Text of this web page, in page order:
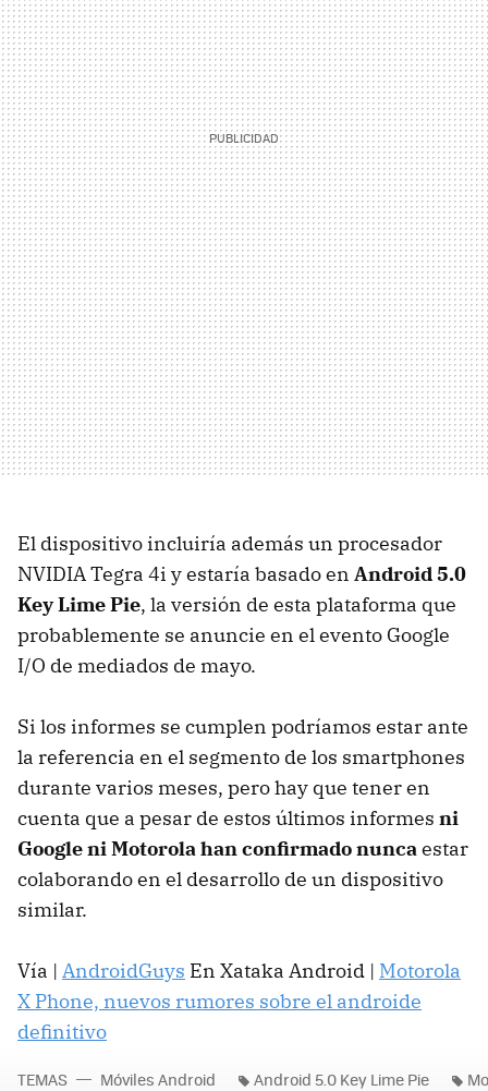
El dispositivo incluiría además un procesador
NVIDIA Tegra 4i y estaría basado en Android 5.0
Key Lime Pie, la versión de esta plataforma que
probablemente se anuncie en el evento Google
I/O de mediados de mayo.
Si los informes se cumplen podríamos estar ante
la referencia en el segmento de los smartphones
durante varios meses, pero hay que tener en
cuenta que a pesar de estos últimos informes ni
Google ni Motorola han confirmado nuncaestar
colaborando en el desarrollo de un dispositivo
similar.
Vía | AndroidGuys En Xataka Android | Motorola
X Phone, nuevos rumores sobre el androide
definitivo
TEMAS Móviles Android Android 5.0 Key Lime Pie